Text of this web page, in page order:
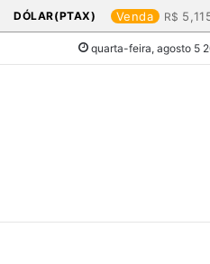
DÓLAR(PTAX) Venda
quarta-feira, agosto 5